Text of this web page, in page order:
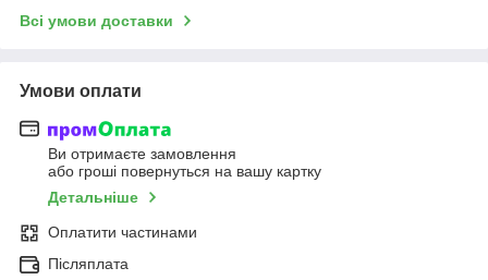
Всі умови доставки
Умови оплати
Ви отримаєте замовлення
або гроші повернуться на вашу картку
Детальніше
Оплатити частинами
Післяплата